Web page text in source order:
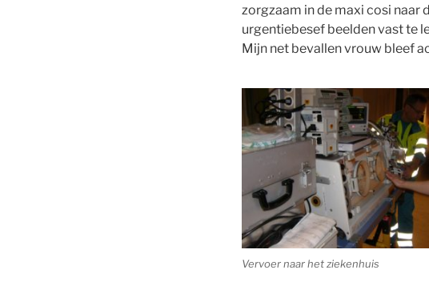
zorgzaam in de maxi cosi
urgentiebesef beelden vast te
Mijn net bevallen vrouw bleef
Vervoer naar het ziekenhuis